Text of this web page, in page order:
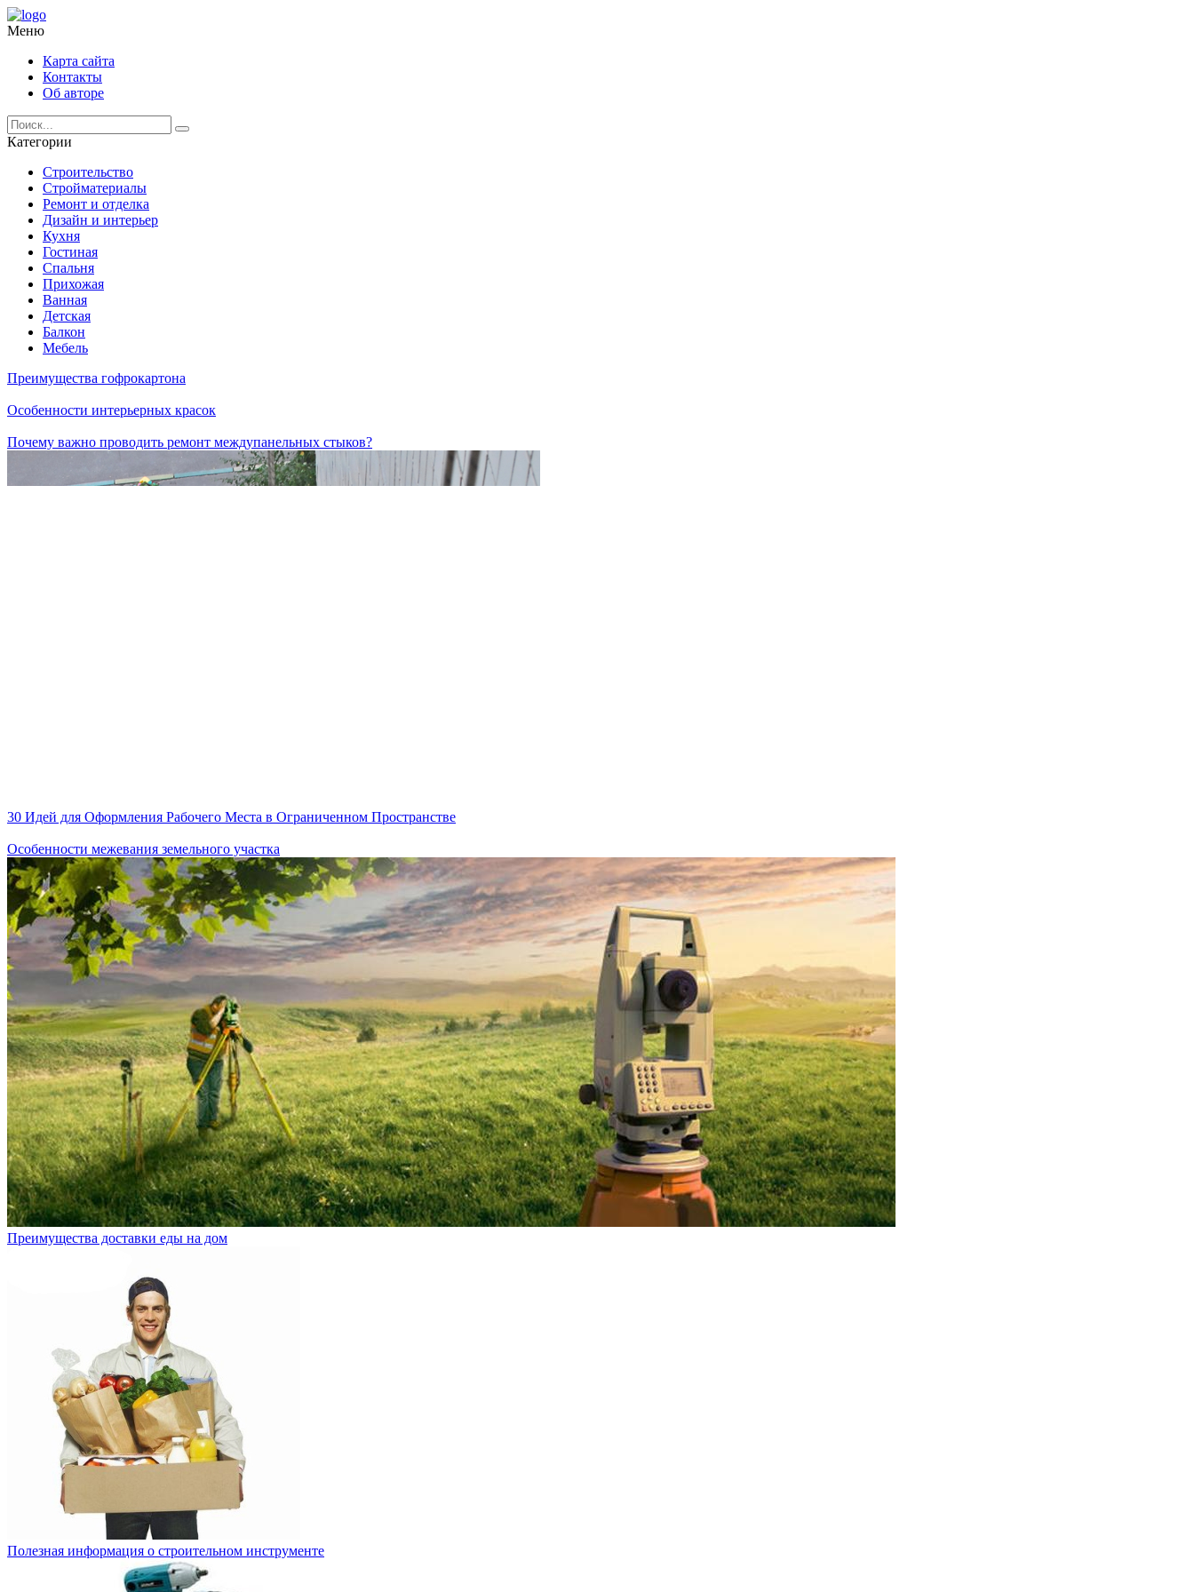
Меню
Карта сайта
Контакты
Об авторе
Категории
Строительство
Стройматериалы
Ремонт и отделка
Дизайн и интерьер
Кухня
Гостиная
Спальня
Прихожая
Ванная
Детская
Балкон
Мебель
Преимущества гофрокартона
Особенности интерьерных красок
Почему важно проводить ремонт междупанельных стыков?
30 Идей для Оформления Рабочего Места в Ограниченном Пространстве
Особенности межевания земельного участка
Преимущества доставки еды на дом
Полезная информация о строительном инструменте